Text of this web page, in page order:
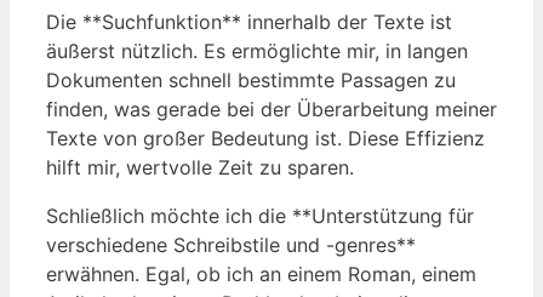
Die **Suchfunktion** innerhalb der Texte ist
äußerst nützlich. Es ermöglichte mir, in langen
Dokumenten schnell bestimmte Passagen zu
finden, was gerade bei der Überarbeitung meiner
Texte von großer Bedeutung ist. Diese Effizienz
hilft mir, wertvolle Zeit zu sparen.
Schließlich möchte ich die **Unterstützung für
verschiedene Schreibstile und -genres**
erwähnen. Egal, ob ich an einem Roman, einem